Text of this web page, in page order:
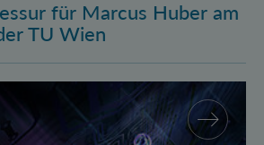
für Marcus Huber am
TU Wien
Quantenbits verschränkt